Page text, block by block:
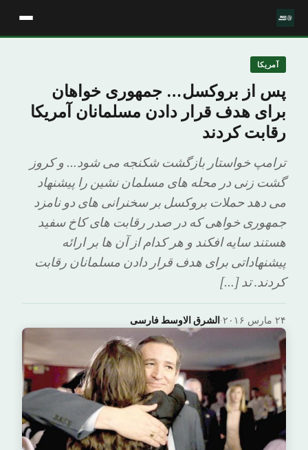
آمریکا
پس از بروکسل… جمهوری خواهان
برای هدف قرار دادن مسلمانان آمریکا
رقابت کردند
ترامپ خواستار بازگشت شکنجه می شود… و کروز
گشت زنی در محله های مسلمان نشین را پیشنهاد
می دهد حملات بروکسل بر سخنرانی های دو نامزد
جمهوری خواهی که در صدر رقابت های کاخ سفید
هستند سایه افکند و هر کدام از آن ها بر ارائه
پیشنهاداتی برای هدف قرار دادن مسلمانان رقابت
کردند. تد […]
الشرق الاوسط فارسی· ۲۴ مارس ۲۰۱۶